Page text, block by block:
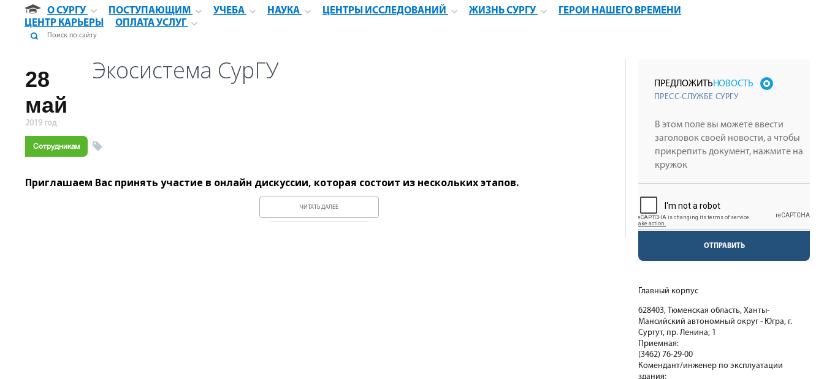
О СУРГУ ПОСТУПАЮЩИМ УЧЕБА НАУКА ЦЕНТРЫ ИССЛЕДОВАНИЙ ЖИЗНЬ СУРГУ
ГЕРОИ НАШЕГО ВРЕМЕНИ
ЦЕНТР КАРЬЕРЫ
ОПЛАТА УСЛУГ
28
май
2019 год
Экосистема СурГУ
Сотрудникам
Приглашаем Вас принять участие в онлайн дискуссии, которая состоит из нескольких этапов.
ЧИТАТЬ ДАЛЕЕ
ПРЕДЛОЖИТЬНОВОСТЬ
ПРЕСС-СЛУЖБЕ СУРГУ
ОТПРАВИТЬ
Главный корпус
628403, Тюменская область, Ханты-
Мансийский автономный округ - Югра, г.
Сургут, пр. Ленина, 1
Приемная:
(3462) 76-29-00
Комендант/инженер по эксплуатации
здания: